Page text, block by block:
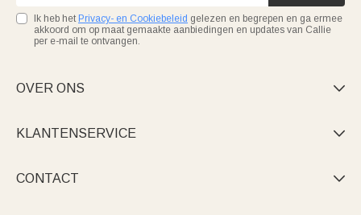
Ik heb het Privacy- en Cookiebeleid gelezen en begrepen en ga ermee
akkoord om op maat gemaakte aanbiedingen en updates van Callie
per e-mail te ontvangen.
OVER ONS 
KLANTENSERVICE 
CONTACT 